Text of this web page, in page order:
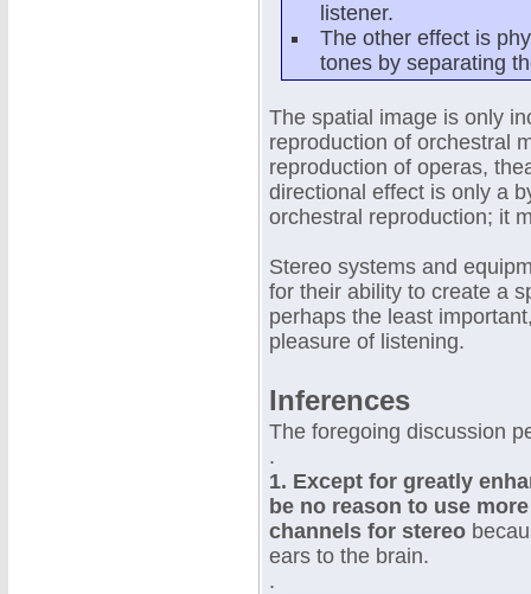
listener.
The other effect is
tones by separating
The spatial image is only
reproduction of orchestral
reproduction of operas,
directional effect is only a
orchestral reproduction; it
Stereo systems and
for their ability to create a
perhaps the least
pleasure of listening.
Inferences
The foregoing discussion
.
1. Except for greatly
be no reason to use
channels for stereo
ears to the brain.
.